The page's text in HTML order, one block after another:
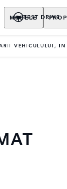
MODELETEST DRIVE
VEHICULULUI, IN